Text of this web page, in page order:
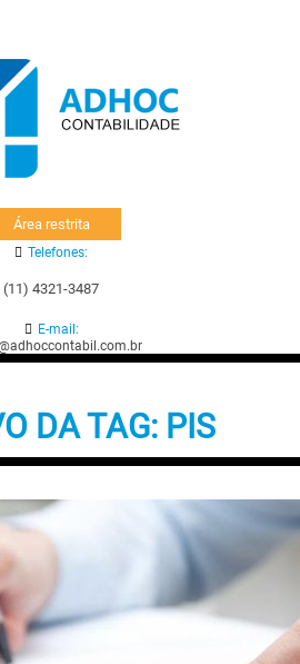
Área restrita
Telefones:
(11) 4321-3487
E-mail:
DA TAG: PIS